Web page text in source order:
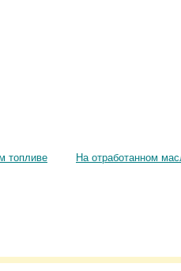
топливе На отработанном